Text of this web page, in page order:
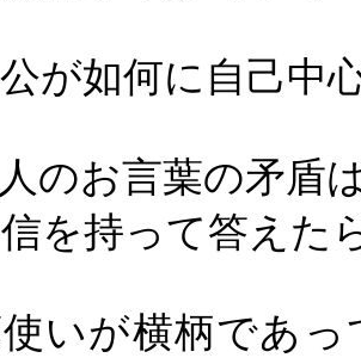
が如何に自己中
人のお言葉の矛盾
を持って答えた
使いが横柄であ